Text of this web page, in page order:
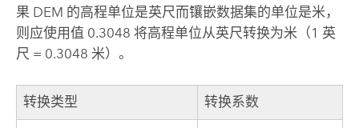
果 DEM 的高程单位是英尺而镶嵌数据集的单位是米，
则应使用值 0.3048 将高程单位从英尺转换为米（1 英
尺 = 0.3048 米）。
转换类型 转换系数